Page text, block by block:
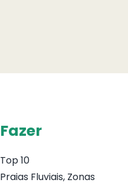
Fazer
Top 10
Praias Fluviais, Zonas